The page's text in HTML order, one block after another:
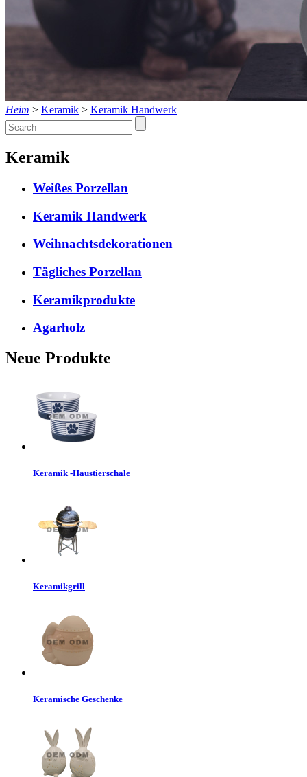
Heim > Keramik > Keramik Handwerk
Keramik
Weißes Porzellan
Keramik Handwerk
Weihnachtsdekorationen
Tägliches Porzellan
Keramikprodukte
Agarholz
Neue Produkte
Keramik -Haustierschale
Keramikgrill
Keramische Geschenke